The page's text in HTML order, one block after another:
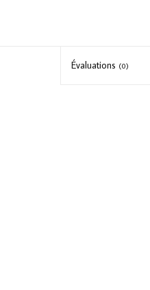
Évaluations (0)